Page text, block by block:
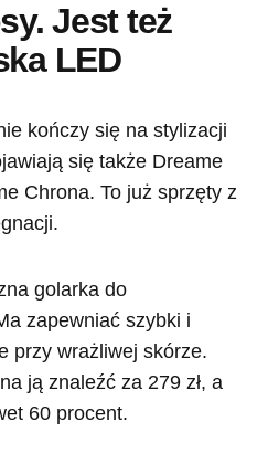
Jest też
LED
kończy się na stylizacji
się także Dreame
Chrona. To już sprzęty z
golarka do
zapewniać szybki i
przy wrażliwej skórze.
ją znaleźć za 279 zł, a
60 procent.